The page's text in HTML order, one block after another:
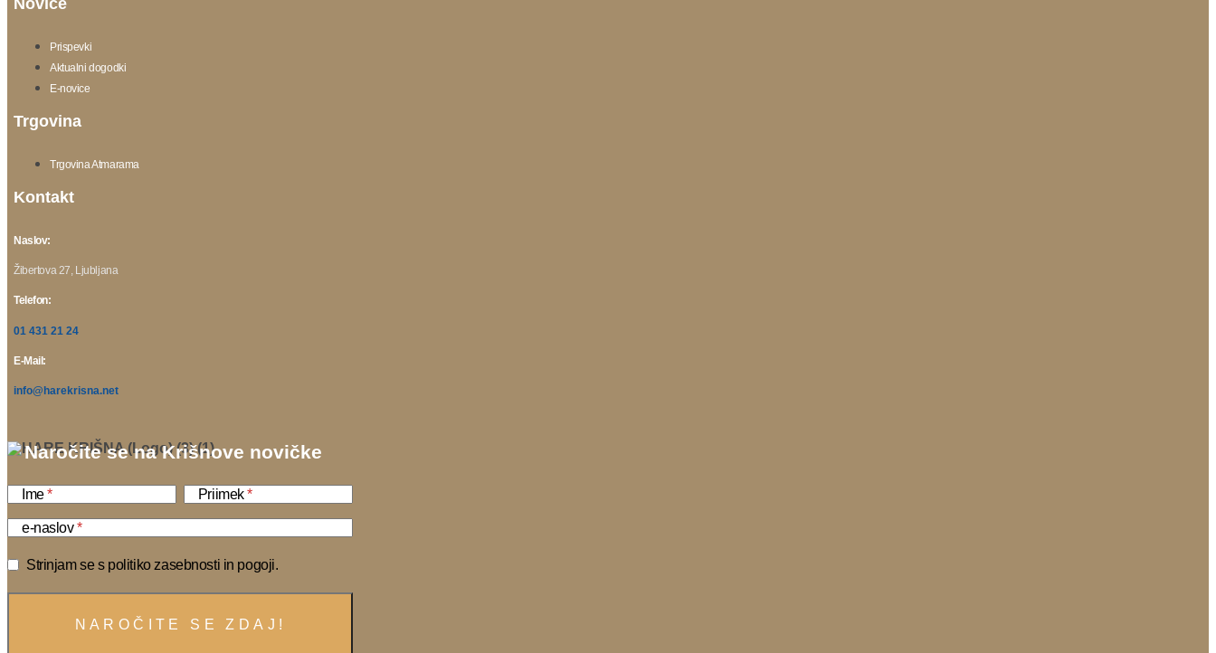
Prispevki
Aktualni dogodki
E-novice
Trgovina
Trgovina Atmarama
Kontakt
Naslov:
Žibertova 27, Ljubljana
Telefon:
01 431 21 24
E-Mail:
info@harekrisna.net
Naročite se na Krišnove novičke
Ime Priimek
e-naslov
Strinjam se s politiko zasebnosti in pogoji.